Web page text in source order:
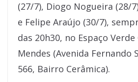
(27/7), Diogo Nogueira (28/
e Felipe Araújo (30/7),
das 20h30, no Espaço Verde
Mendes (Avenida Fernando
566, Bairro Cerâmica).